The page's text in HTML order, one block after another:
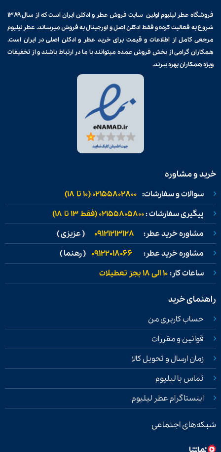
فروشگاه عطر لیلیوم اولین سایت فروشعطر و ادکلن
ایران است که از سال ۱۳۸۹
شروع به فعالیت کرده و فقط ادکلن اصل و اورجینال به فروش میرساند. عطر لیلیوم
مرجعی کامل از اطلاعات و قیمت برایخرید عطر و ادکلن اصلی در ایران است.
همکاران گرامی از بخش فروش عمده میتوانند با ما در ارتباط باشند و از تخفیفات
ویژه همکاران بهره ببرند.
خرید و مشاوره
سوالات و سفارشات: 02155802800 (۱۰ تا ۱۸)
پیگیری سفارشات :02155805800 (فقط ۱۳ تا ۱۸)
مشاوره خرید عطر: 09121213128 ( عزیزی )
مشاوره خرید عطر: 09122018066 ( رهنما )
ساعات کار:۱۰ الی ۱۸ بجز تعطیلات
راهنمای خرید
حساب کاربری من
قوانین و مقررات
زمان ارسال و تحویل کالا
تماس با لیلیوم
اینستاگرام عطر لیلیوم
شبکه‌های اجتماعی